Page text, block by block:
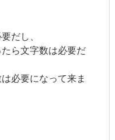
だし、
ら文字数は必要だ
必要になって来ま